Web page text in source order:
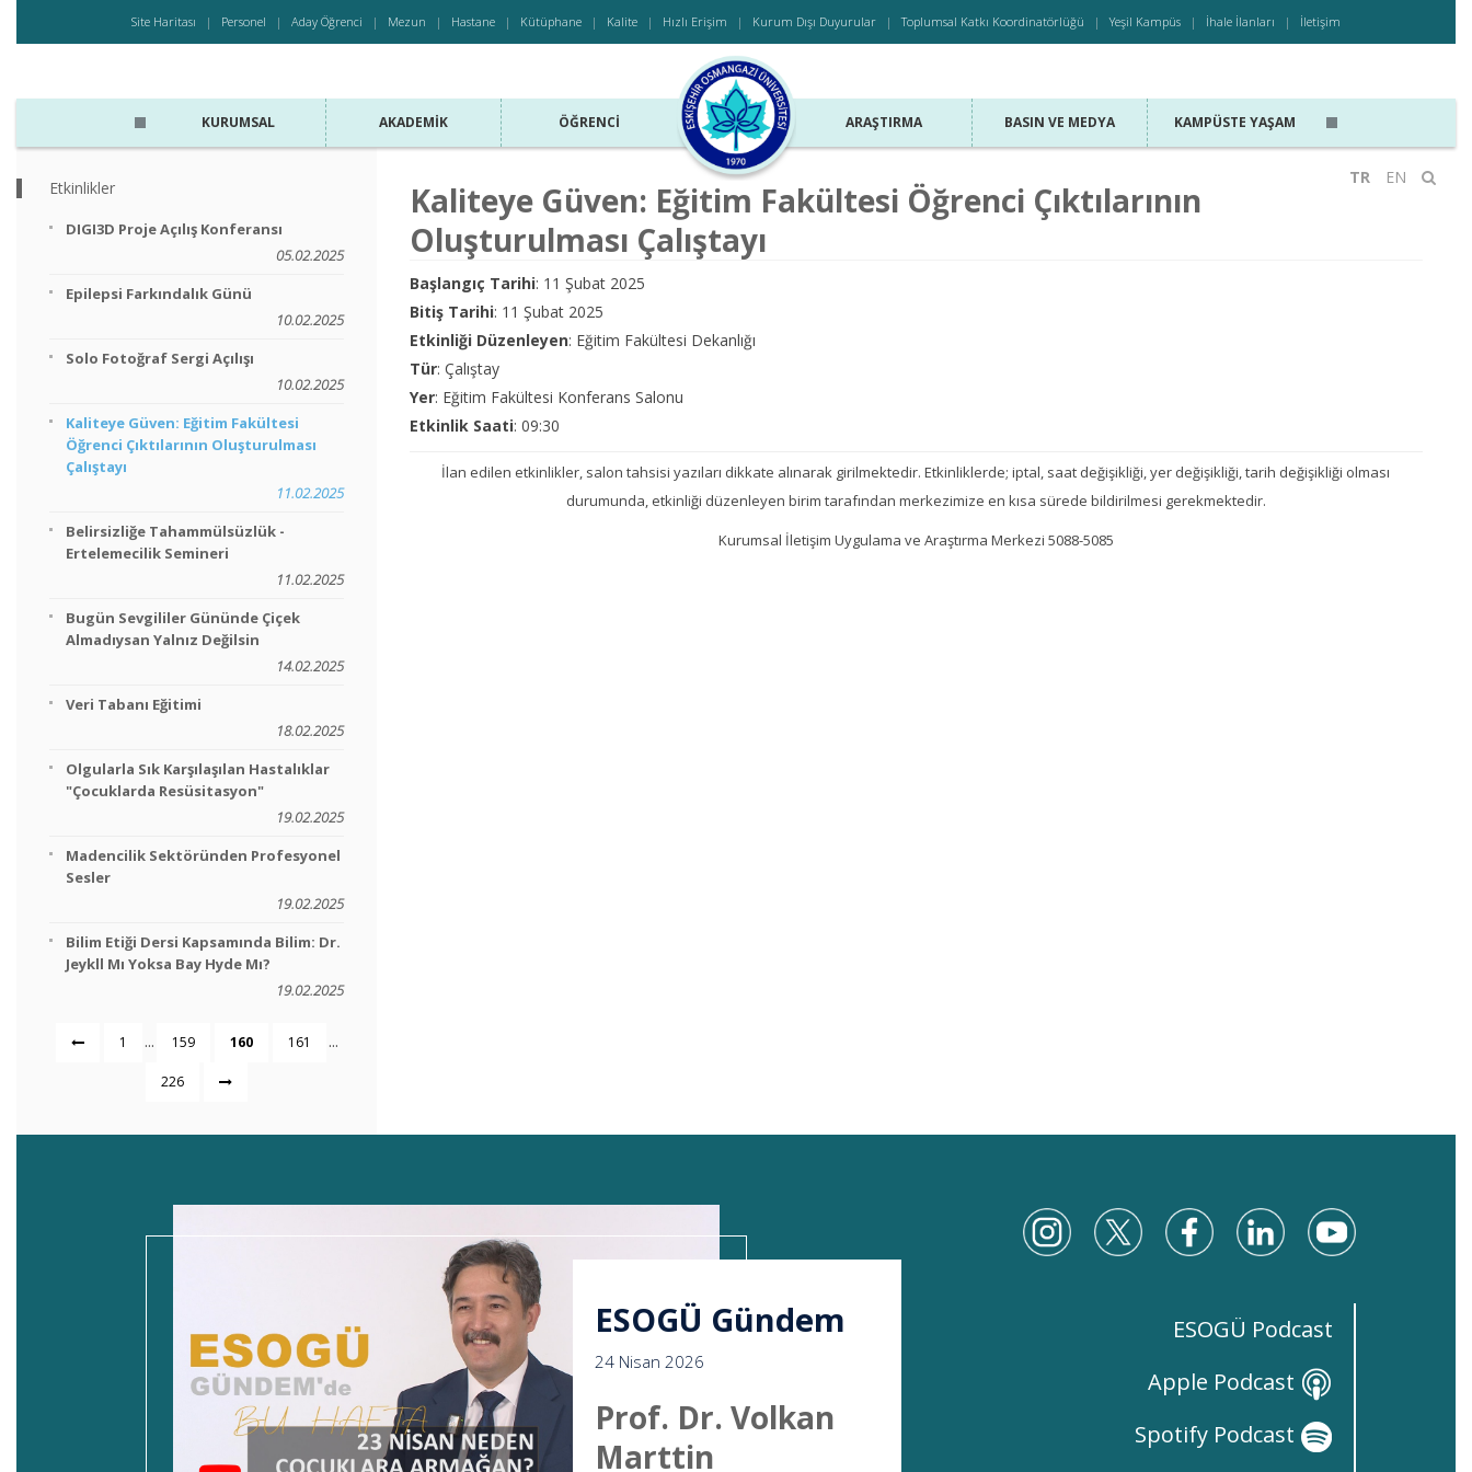
Site Haritası Personel Aday Öğrenci Mezun Hastane Kütüphane Kalite Hızlı Erişim Kurum Dışı Duyurular Toplumsal Katkı Koordinatörlüğü Yeşil Kampüs İhale İlanları İletişim
TR EN
KURUMSAL AKADEMIK ÖĞRENCI ARAŞTIRMA BASIN VE MEDYA KAMPÜSTE YAŞAM
Kaliteye Güven: Eğitim Fakültesi Öğrenci Çıktılarının
Oluşturulması Çalıştayı
Başlangıç Tarihi: 11 Şubat 2025
Bitiş Tarihi: 11 Şubat 2025
Etkinliği Düzenleyen: Eğitim Fakültesi Dekanlığı
Tür: Çalıştay
Yer: Eğitim Fakültesi Konferans Salonu
Etkinlik Saati: 09:30
İlan edilen etkinlikler, salon tahsisi yazıları dikkate alınarak girilmektedir. Etkinliklerde; iptal, saat değişikliği, yer değişikliği, tarih değişikliği olması
durumunda, etkinliği düzenleyen birim tarafından merkezimize en kısa sürede bildirilmesi gerekmektedir.
Kurumsal İletişim Uygulama ve Araştırma Merkezi 5088-5085
Etkinlikler
DIGI3D Proje Açılış Konferansı
05.02.2025
Epilepsi Farkındalık Günü
10.02.2025
Solo Fotoğraf Sergi Açılışı
10.02.2025
Kaliteye Güven: Eğitim Fakültesi
Öğrenci Çıktılarının Oluşturulması
Çalıştayı
11.02.2025
Belirsizliğe Tahammülsüzlük -
Ertelemecilik Semineri
11.02.2025
Bugün Sevgililer Gününde Çiçek
Almadıysan Yalnız Değilsin
14.02.2025
Veri Tabanı Eğitimi
18.02.2025
Olgularla Sık Karşılaşılan Hastalıklar
"Çocuklarda Resüsitasyon"
19.02.2025
Madencilik Sektöründen Profesyonel
Sesler
19.02.2025
Bilim Etiği Dersi Kapsamında Bilim: Dr.
Jeykll Mı Yoksa Bay Hyde Mı?
19.02.2025
1 ... 159 160 161 ...
226
ESOGÜ Gündem
24 Nisan 2026
Prof. Dr. Volkan
Marttin
ESOGÜ Podcast
Apple Podcast
Spotify Podcast